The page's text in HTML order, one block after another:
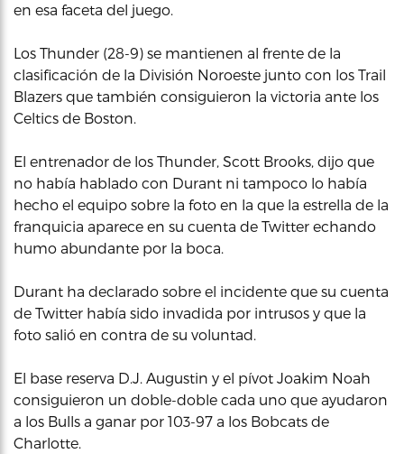
en esa faceta del juego.
Los Thunder (28-9) se mantienen al frente de la
clasificación de la División Noroeste junto con los Trail
Blazers que también consiguieron la victoria ante los
Celtics de Boston.
El entrenador de los Thunder, Scott Brooks, dijo que
no había hablado con Durant ni tampoco lo había
hecho el equipo sobre la foto en la que la estrella de la
franquicia aparece en su cuenta de Twitter echando
humo abundante por la boca.
Durant ha declarado sobre el incidente que su cuenta
de Twitter había sido invadida por intrusos y que la
foto salió en contra de su voluntad.
El base reserva D.J. Augustin y el pívot Joakim Noah
consiguieron un doble-doble cada uno que ayudaron
a los Bulls a ganar por 103-97 a los Bobcats de
Charlotte.